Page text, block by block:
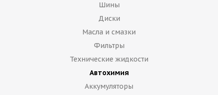
Шины
Диски
Масла и смазки
Фильтры
Технические жидкости
Автохимия
Аккумуляторы